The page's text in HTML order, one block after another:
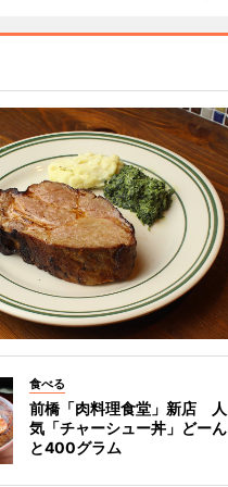
食べる
前橋「肉料理食堂」新店 人
気「チャーシュー丼」どーん
と400グラム